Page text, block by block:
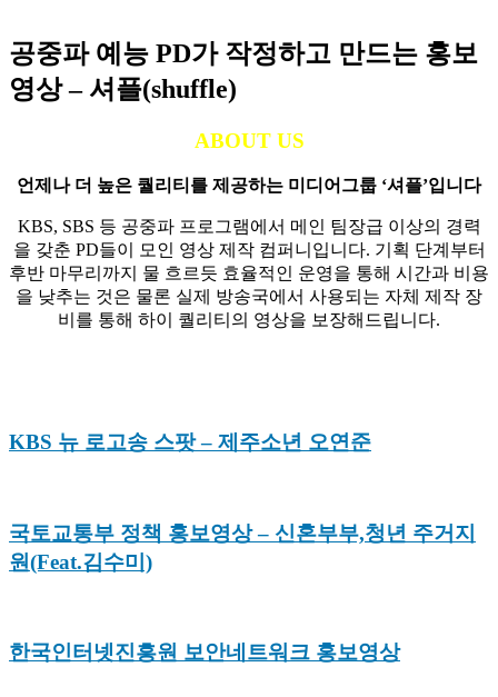
공중파 예능 PD가 작정하고 만드는 홍보
영상 – 셔플(shuffle)
ABOUT US
언제나 더 높은 퀄리티를 제공하는 미디어그룹 ‘셔플’입니다
KBS, SBS 등 공중파 프로그램에서 메인 팀장급 이상의 경력
을 갖춘 PD들이 모인 영상 제작 컴퍼니입니다. 기획 단계부터
후반 마무리까지 물 흐르듯 효율적인 운영을 통해 시간과 비용
을 낮추는 것은 물론 실제 방송국에서 사용되는 자체 제작 장
비를 통해 하이 퀄리티의 영상을 보장해드립니다.
KBS 뉴 로고송 스팟 – 제주소년 오연준
국토교통부 정책 홍보영상 – 신혼부부,청년 주거지
원(Feat.김수미)
한국인터넷진흥원 보안네트워크 홍보영상